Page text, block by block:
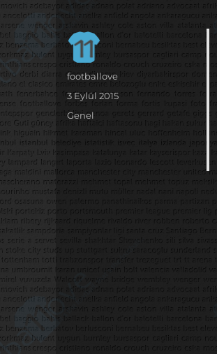
Yazar
footballove
Yayın
tarihi
3 Eylül 2015
Kategoriler
Genel